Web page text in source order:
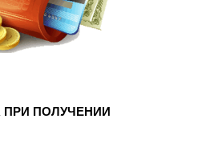
ПРИ ПОЛУЧЕНИИ